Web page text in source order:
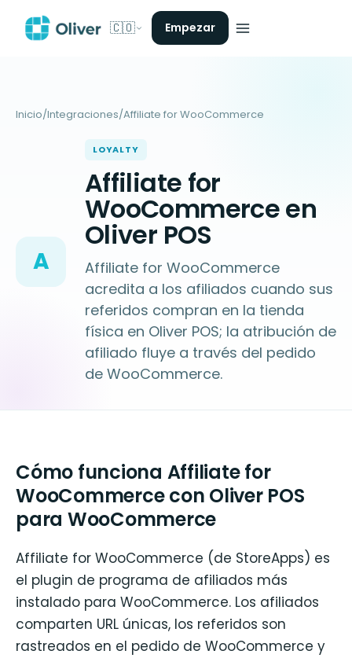
🇨🇴 Empezar
Inicio/Integraciones/Affiliate for WooCommerce
A
LOYALTY
Affiliate for
WooCommerce en
Oliver POS
Affiliate for WooCommerce
acredita a los afiliados cuando sus
referidos compran en la tienda
física en Oliver POS; la atribución de
afiliado fluye a través del pedido
de WooCommerce.
Cómo funciona Affiliate for
WooCommerce con Oliver POS
para WooCommerce
Affiliate for WooCommerce (de StoreApps) es
el plugin de programa de afiliados más
instalado para WooCommerce. Los afiliados
comparten URL únicas, los referidos son
rastreados en el pedido de WooCommerce y